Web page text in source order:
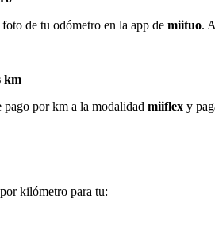
de tu odómetro en la app de miituo.
km
pago por km a la modalidad miiflex y
kilómetro para tu: